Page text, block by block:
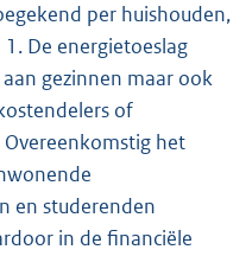
per huishouden,
De energietoeslag
gezinnen maar ook
of
het
en studerenden
in de financiële